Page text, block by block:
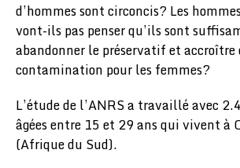
d’hommes sont circoncis? Les
vont-ils pas penser qu’ils sont
abandonner le préservatif et accroître
contamination pour les femmes?
L’étude de l’ANRS a travaillé avec
âgées entre 15 et 29 ans qui vivent à
(Afrique du Sud).